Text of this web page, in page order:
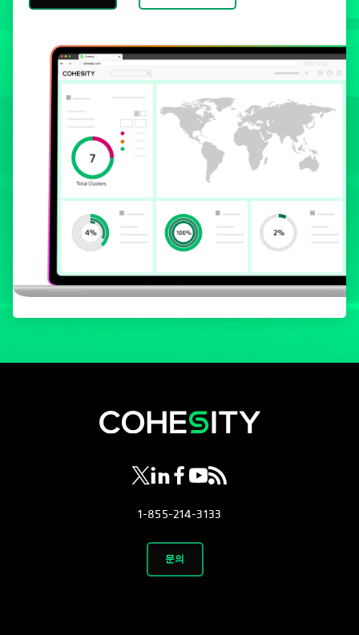
opens in a new tab
opens in a new tab
opens in a new tab
opens in a new tab
opens in a new tab
1-855-214-3133
문의